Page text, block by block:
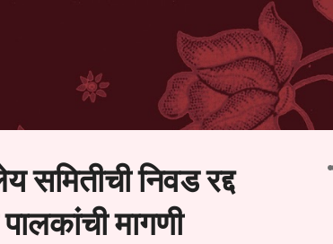
समितीची निवड रद्द
मागणी